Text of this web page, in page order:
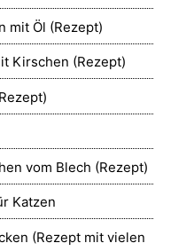
mit Öl (Rezept)
Kirschen (Rezept)
vom Blech (Rezept)
Katzen
(Rezept mit vielen